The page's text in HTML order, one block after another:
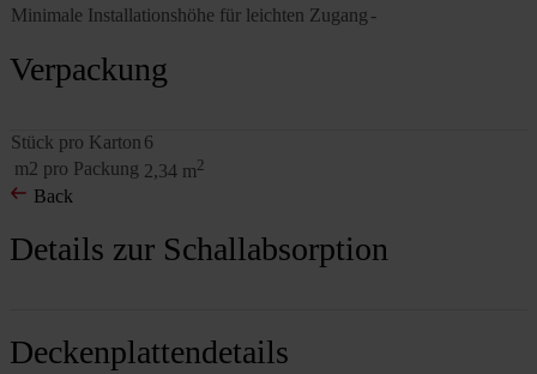
Sie können Ihre Einwilligung jederzeit widerrufen oder
Verarbeitung personenbezogener Daten in unseren
Angabe, welches ROCKWOOL Unternehmen für die
verantwortlich ist.
Minimale Installationshöhe für leichten Zugang -
Verpackung
Stück pro Karton 6
m2 pro Packung 2,34 m2
Back
Details zur Schallabsorption
Deckenplattendetails